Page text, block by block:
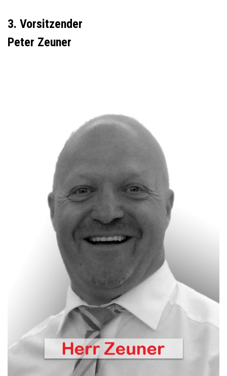
3. Vorsitzender
Peter Zeuner